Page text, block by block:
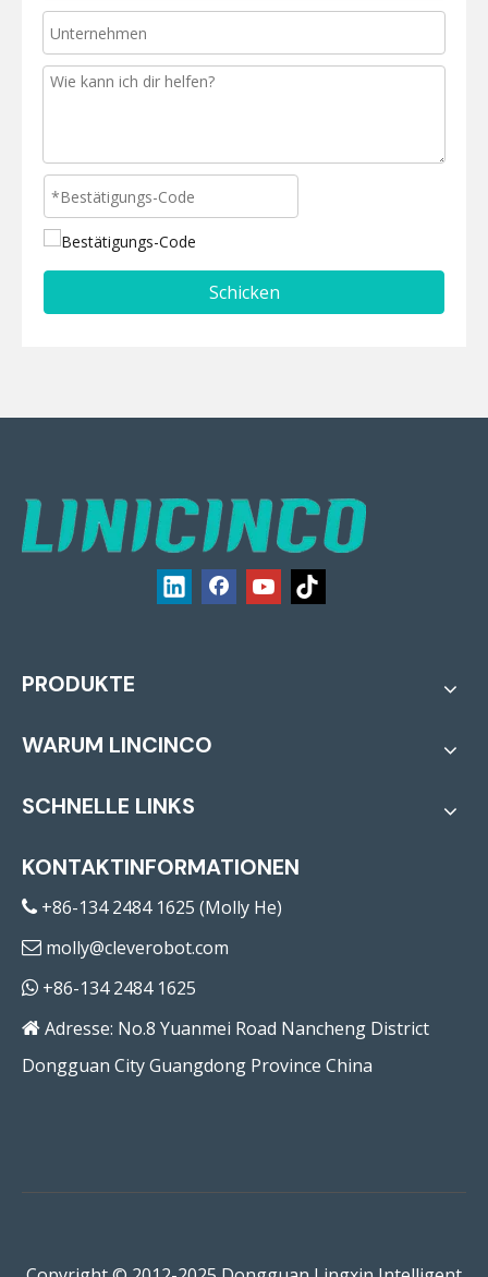
Schicken
PRODUKTE
WARUM LINCINCO
SCHNELLE LINKS
KONTAKTINFORMATIONEN
 +86-134 2484 1625 (Molly He)
 molly@cleverobot.com
 +86-134 2484 1625
 Adresse: No.8 Yuanmei Road Nancheng District
Dongguan City Guangdong Province China